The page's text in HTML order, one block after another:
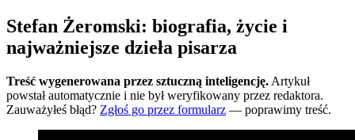
Stefan Żeromski: biografia, życie i
najważniejsze dzieła pisarza
Treść wygenerowana przez sztuczną inteligencję. Artykuł
powstał automatycznie i nie był weryfikowany przez redaktora.
Zauważyłeś błąd? Zgłoś go przez formularz — poprawimy treść.